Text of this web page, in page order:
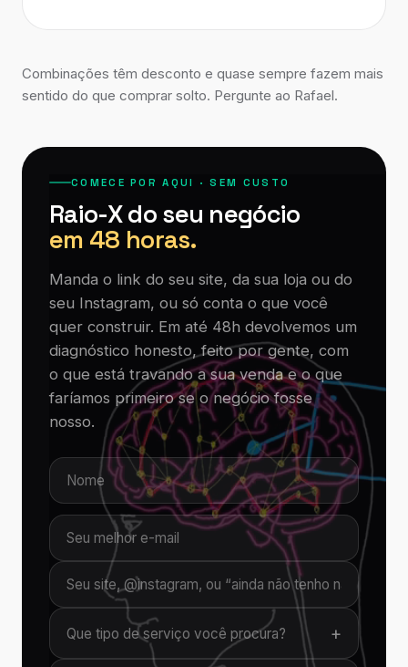
Combinações têm desconto e quase sempre fazem mais
sentido do que comprar solto. Pergunte ao Rafael.
COMECE POR AQUI · SEM CUSTO
Raio-X do seu negócio
em 48 horas.
Manda o link do seu site, da sua loja ou do
seu Instagram, ou só conta o que você
quer construir. Em até 48h devolvemos um
diagnóstico honesto, feito por gente, com
o que está travando a sua venda e o que
faríamos primeiro se o negócio fosse
nosso.
Que tipo de serviço você procura? +